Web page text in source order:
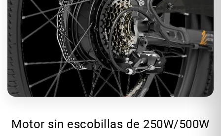
Motor sin escobillas de 250W/500W